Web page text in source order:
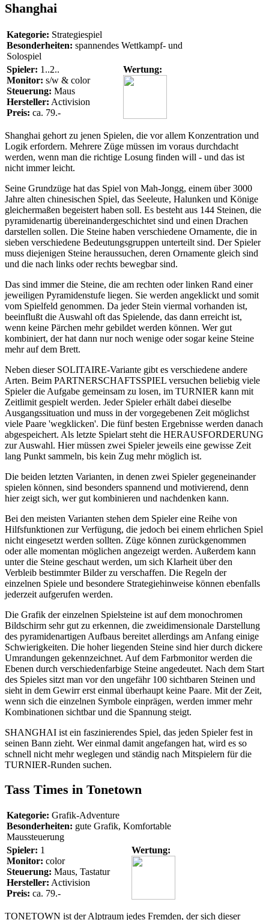
Shanghai
Kategorie: Strategiespiel
Besonderheiten: spannendes Wettkampf- und
Solospiel
Spieler: 1..2..
Monitor: s/w & color
Steuerung: Maus
Hersteller: Activision
Preis: ca. 79.-
Wertung:
Shanghai gehort zu jenen Spielen, die vor allem Konzentration und
Logik erfordern. Mehrere Züge müssen im voraus durchdacht
werden, wenn man die richtige Losung finden will - und das ist
nicht immer leicht.
Seine Grundzüge hat das Spiel von Mah-Jongg, einem über 3000
Jahre alten chinesischen Spiel, das Seeleute, Halunken und Könige
gleichermaßen begeistert haben soll. Es besteht aus 144 Steinen, die
pyramidenartig übereinandergeschichtet sind und einen Drachen
darstellen sollen. Die Steine haben verschiedene Ornamente, die in
sieben verschiedene Bedeutungsgruppen unterteilt sind. Der Spieler
muss diejenigen Steine heraussuchen, deren Ornamente gleich sind
und die nach links oder rechts bewegbar sind.
Das sind immer die Steine, die am rechten oder linken Rand einer
jeweiligen Pyramidenstufe liegen. Sie werden angeklickt und somit
vom Spielfeld genommen. Da jeder Stein viermal vorhanden ist,
beeinflußt die Auswahl oft das Spielende, das dann erreicht ist,
wenn keine Pärchen mehr gebildet werden können. Wer gut
kombiniert, der hat dann nur noch wenige oder sogar keine Steine
mehr auf dem Brett.
Neben dieser SOLITAIRE-Variante gibt es verschiedene andere
Arten. Beim PARTNERSCHAFTSSPIEL versuchen beliebig viele
Spieler die Aufgabe gemeinsam zu losen, im TURNIER kann mit
Zeitlimit gespielt werden. Jeder Spieler erhält dabei dieselbe
Ausgangssituation und muss in der vorgegebenen Zeit möglichst
viele Paare 'wegklicken'. Die fünf besten Ergebnisse werden danach
abgespeichert. Als letzte Spielart steht die HERAUSFORDERUNG
zur Auswahl. Hier müssen zwei Spieler jeweils eine gewisse Zeit
lang Punkt sammeln, bis kein Zug mehr möglich ist.
Die beiden letzten Varianten, in denen zwei Spieler gegeneinander
spielen können, sind besonders spannend und motivierend, denn
hier zeigt sich, wer gut kombinieren und nachdenken kann.
Bei den meisten Varianten stehen dem Spieler eine Reihe von
Hilfsfunktionen zur Verfügung, die jedoch bei einem ehrlichen Spiel
nicht eingesetzt werden sollten. Züge können zurückgenommen
oder alle momentan möglichen angezeigt werden. Außerdem kann
unter die Steine geschaut werden, um sich Klarheit über den
Verbleib bestimmter Bilder zu verschaffen. Die Regeln der
einzelnen Spiele und besondere Strategiehinweise können ebenfalls
jederzeit aufgerufen werden.
Die Grafik der einzelnen Spielsteine ist auf dem monochromen
Bildschirm sehr gut zu erkennen, die zweidimensionale Darstellung
des pyramidenartigen Aufbaus bereitet allerdings am Anfang einige
Schwierigkeiten. Die hoher liegenden Steine sind hier durch dickere
Umrandungen gekennzeichnet. Auf dem Farbmonitor werden die
Ebenen durch verschiedenfarbige Steine angedeutet. Nach dem Start
des Spieles sitzt man vor den ungefähr 100 sichtbaren Steinen und
sieht in dem Gewirr erst einmal überhaupt keine Paare. Mit der Zeit,
wenn sich die einzelnen Symbole einprägen, werden immer mehr
Kombinationen sichtbar und die Spannung steigt.
SHANGHAI ist ein faszinierendes Spiel, das jeden Spieler fest in
seinen Bann zieht. Wer einmal damit angefangen hat, wird es so
schnell nicht mehr weglegen und ständig nach Mitspielern für die
TURNIER-Runden suchen.
Tass Times in Tonetown
Kategorie: Grafik-Adventure
Besonderheiten: gute Grafik, Komfortable
Maussteuerung
Spieler: 1
Monitor: color
Steuerung: Maus, Tastatur
Hersteller: Activision
Preis: ca. 79.-
Wertung:
TONETOWN ist der Alptraum jedes Fremden, der sich dieser